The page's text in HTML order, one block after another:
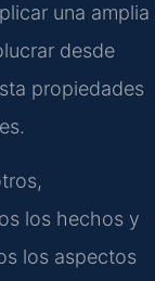
una amplia
desde
propiedades
los hechos y
los aspectos